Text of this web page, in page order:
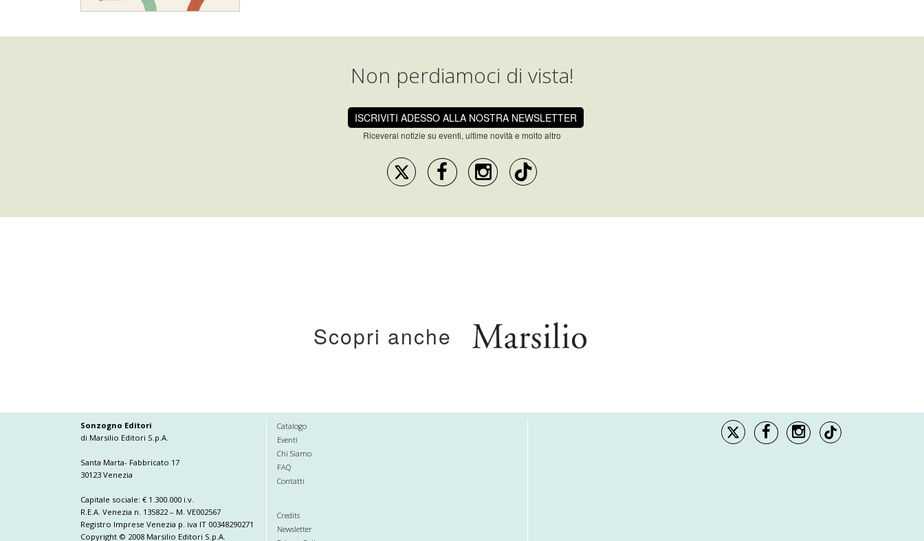
Il muro
Non perdiamoci di vista!
ISCRIVITI ADESSO ALLA NOSTRA NEWSLETTER
Riceverai notizie su eventi, ultime novità e molto altro
Scopri anche
Sonzogno Editori
di Marsilio Editori S.p.A.
Santa Marta- Fabbricato 17
30123 Venezia
Capitale sociale: € 1.300.000 i.v.
R.E.A. Venezia n. 135822 – M. VE002567
Registro Imprese Venezia p. iva IT 00348290271
Copyright © 2008 Marsilio Editori S.p.A.
Catalogo
Eventi
Chi Siamo
FAQ
Contatti
Credits
Newsletter